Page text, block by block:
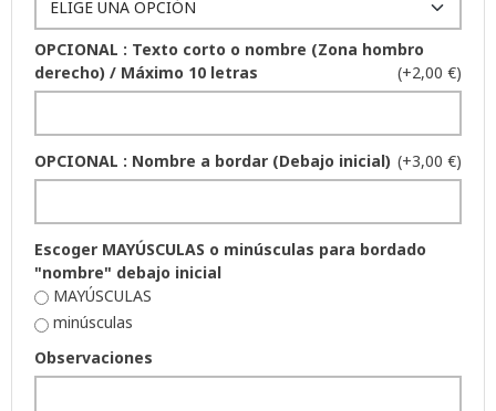
OPCIONAL : Texto corto o nombre (Zona hombro
derecho) / Máximo 10 letras
(+2,00 €)
OPCIONAL : Nombre a bordar (Debajo inicial) (+3,00 €)
Escoger MAYÚSCULAS o minúsculas para bordado
"nombre" debajo inicial
MAYÚSCULAS
minúsculas
Observaciones